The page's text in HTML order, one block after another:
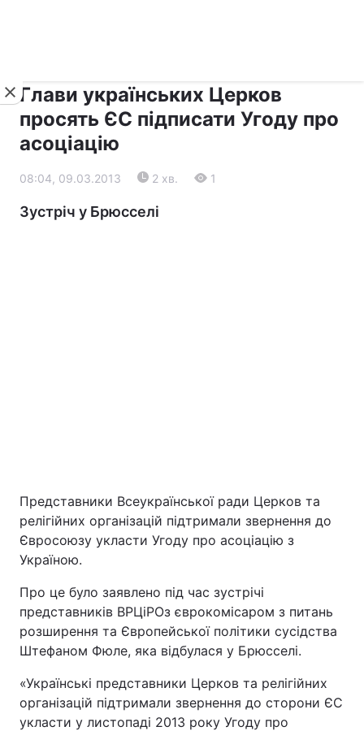
Війна
Економіка Світ
Екологія
РЕГІОНИ
Глави українських Церков
просять ЄС підписати Угоду про
асоціацію
08:04, 09.03.2013 2 хв. 1
Зустріч у Брюсселі
Представники Всеукраїнської ради Церков та
релігійних організацій підтримали звернення до
Євросоюзу укласти Угоду про асоціацію з
Україною.
Про це було заявлено під час зустрічі
представників ВРЦіРОз єврокомісаром з питань
розширення та Європейської політики сусідства
Штефаном Фюле, яка відбулася у Брюсселі.
«Українські представники Церков та релігійних
організацій підтримали звернення до сторони ЄС
укласти у листопаді 2013 року Угоду про